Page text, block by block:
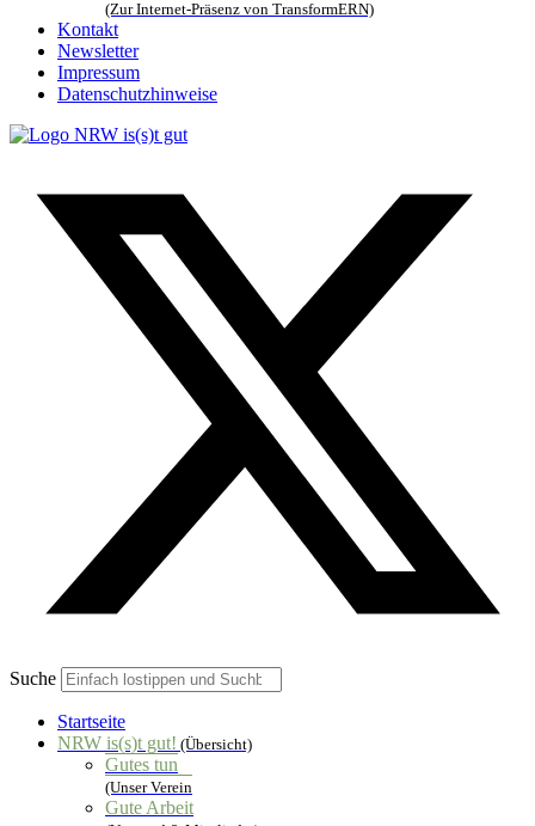
(Zur Internet-Präsenz von TransformERN)
Kontakt
Newsletter
Impressum
Datenschutzhinweise
Suche
Startseite
NRW is(s)t gut! (Übersicht)
Gutes tun
(Unser Verein
Gute Arbeit